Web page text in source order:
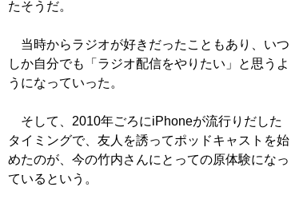
たそうだ。
当時からラジオが好きだったこともあり、いつ
しか自分でも「ラジオ配信をやりたい」と思うよ
うになっていった。
そして、2010年ごろにiPhoneが流行りだした
タイミングで、友人を誘ってポッドキャストを始
めたのが、今の竹内さんにとっての原体験になっ
ているという。